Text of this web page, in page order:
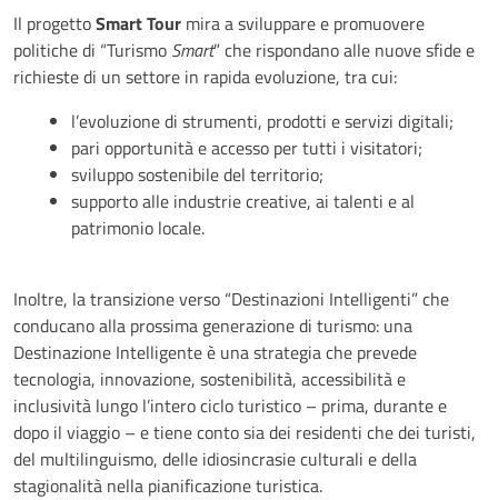
Il progettoSmart Tour mira a sviluppare e promuovere
politiche di “Turismo Smart” che rispondano alle nuove sfide e
richieste di un settore in rapida evoluzione, tra cui:
l’evoluzione di strumenti, prodotti e servizi digitali;
pari opportunità e accesso per tutti i visitatori;
sviluppo sostenibile del territorio;
supporto alle industrie creative, ai talenti e al
patrimonio locale.
Inoltre, la transizione verso “Destinazioni Intelligenti” che
conducano alla prossima generazione di turismo: una
Destinazione Intelligente è una strategia che prevede
tecnologia, innovazione, sostenibilità, accessibilità e
inclusività lungo l’intero ciclo turistico – prima, durante e
dopo il viaggio – e tiene conto sia dei residenti che dei turisti,
del multilinguismo, delle idiosincrasie culturali e della
stagionalità nella pianificazione turistica.